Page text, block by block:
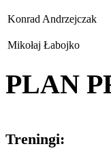
Konrad Andrzejczak
Mikołaj Łabojko
PLAN
Treningi: